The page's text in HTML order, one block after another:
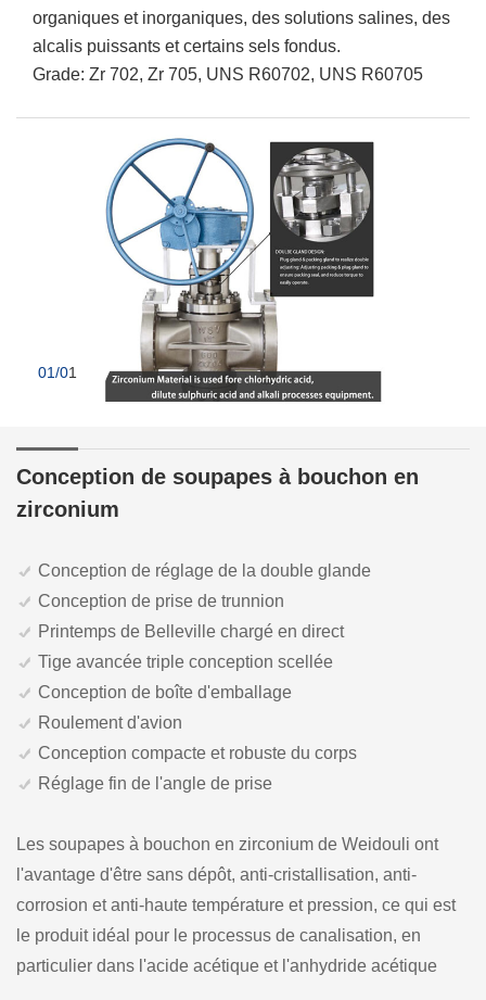
organiques et inorganiques, des solutions salines, des
alcalis puissants et certains sels fondus.
Grade: Zr 702, Zr 705, UNS R60702, UNS R60705
01/01
Conception de soupapes à bouchon en
zirconium
Conception de réglage de la double glande
Conception de prise de trunnion
Printemps de Belleville chargé en direct
Tige avancée triple conception scellée
Conception de boîte d'emballage
Roulement d'avion
Conception compacte et robuste du corps
Réglage fin de l'angle de prise
Les soupapes à bouchon en zirconium de Weidouli ont
l'avantage d'être sans dépôt, anti-cristallisation, anti-
corrosion et anti-haute température et pression, ce qui est
le produit idéal pour le processus de canalisation, en
particulier dans l'acide acétique et l'anhydride acétique